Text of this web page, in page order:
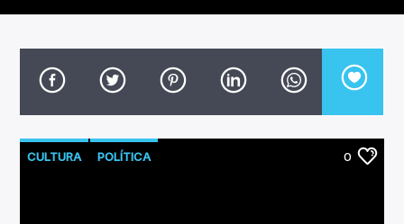
CULTURA POLÍTICA 0